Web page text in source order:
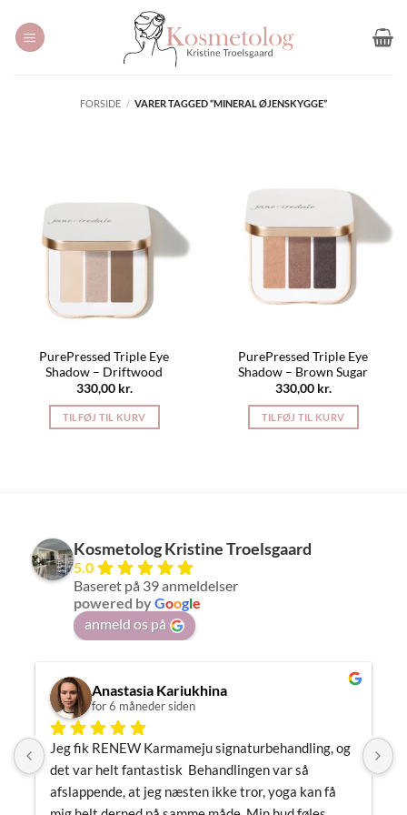
indhold
FORSIDE / VARER TAGGED “MINERAL ØJENSKYGGE”
PurePressed Triple Eye
Shadow – Driftwood
330,00 kr.
TILFØJ TIL KURV
PurePressed Triple Eye
Shadow – Brown Sugar
330,00 kr.
TILFØJ TIL KURV
Kosmetolog Kristine Troelsgaard
5.0
Baseret på 39 anmeldelser
powered byGoogle
anmeld os på
Anastasia Kariukhina
for 6 måneder siden
Jeg fik RENEW Karmameju signaturbehandling, og
det var helt fantastisk  Behandlingen var så
afslappende, at jeg næsten ikke tror, yoga kan få